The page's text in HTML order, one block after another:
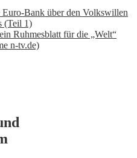
Bank über den Volkswillen
(Teil 1)
Ruhmesblatt für die „Welt“
n-tv.de)